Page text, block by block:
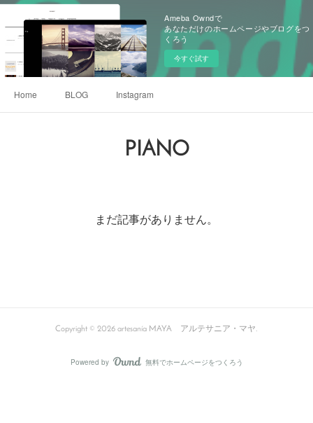
Ameba Owndで
あなただけのホームページやブログをつ
くろう
今すぐ試す
Home BLOG Instagram
PIANO
まだ記事がありません。
Copyright © 2026 artesanía MAYA アルテサニア・マヤ.
Powered by AmebaOwnd
無料でホームページをつくろう